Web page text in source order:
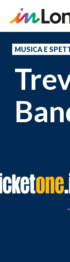
principale
MUSICA E